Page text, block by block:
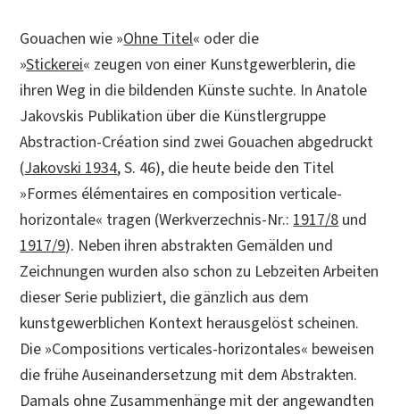
Gouachen wie »Ohne Titel« oder die
»Stickerei« zeugen von einer Kunstgewerblerin, die
ihren Weg in die bildenden Künste suchte. In Anatole
Jakovskis Publikation über die Künstlergruppe
Abstraction-Création sind zwei Gouachen abgedruckt
(Jakovski 1934, S. 46), die heute beide den Titel
»Formes élémentaires en composition verticale-
horizontale« tragen (Werkverzechnis-Nr.:1917/8und
1917/9). Neben ihren abstrakten Gemälden und
Zeichnungen wurden also schon zu Lebzeiten Arbeiten
dieser Serie publiziert, die gänzlich aus dem
kunstgewerblichen Kontext herausgelöst scheinen.
Die »Compositions verticales-horizontales« beweisen
die frühe Auseinandersetzung mit dem Abstrakten.
Damals ohne Zusammenhänge mit der angewandten